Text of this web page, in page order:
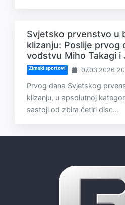
Svjetsko prvenstvo u
klizanju: Poslije prvog
vođstvu Miho Takagi i
Zimski sportovi 07.03.2026
Prvog dana Svjetskog
klizanju, u apsolutnoj
sastoji od zbira četiri disc...